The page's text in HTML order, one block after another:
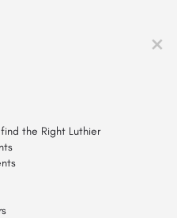
the Right Luthier